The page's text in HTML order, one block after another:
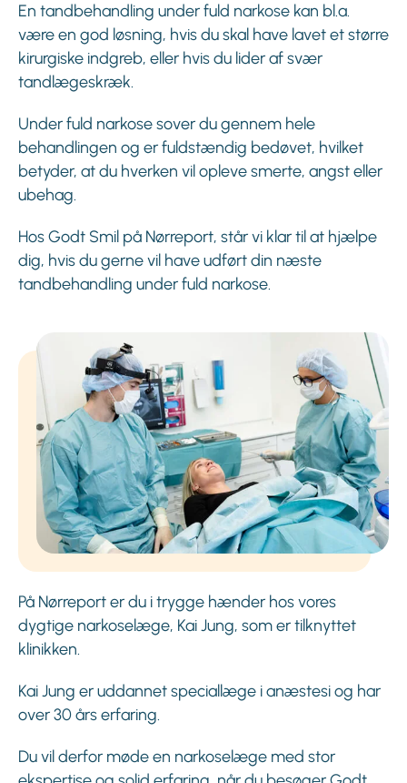
En tandbehandling under fuld narkose kan bl.a.
være en god løsning, hvis du skal have lavet et større
kirurgiske indgreb, eller hvis du lider af svær
tandlægeskræk.
Under fuld narkose sover du gennem hele
behandlingen og er fuldstændig bedøvet, hvilket
betyder, at du hverken vil opleve smerte, angst eller
ubehag.
Hos Godt Smil på Nørreport, står vi klar til at hjælpe
dig, hvis du gerne vil have udført din næste
tandbehandling under fuld narkose.
På Nørreport er du i trygge hænder hos vores
dygtige narkoselæge, Kai Jung, som er tilknyttet
klinikken.
Kai Jung er uddannet speciallæge i anæstesi og har
over 30 års erfaring.
Du vil derfor møde en narkoselæge med stor